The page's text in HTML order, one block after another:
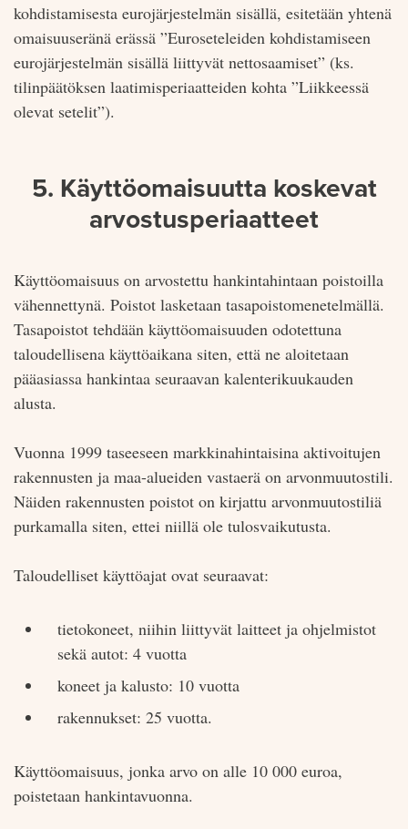
kohdistamisesta eurojärjestelmän sisällä, esitetään yhtenä
omaisuuseränä erässä ”Euroseteleiden kohdistamiseen
eurojärjestelmän sisällä liittyvät nettosaamiset” (ks.
tilinpäätöksen laatimisperiaatteiden kohta ”Liikkeessä
olevat setelit”).
5. Käyttöomaisuutta koskevat
arvostusperiaatteet
Käyttöomaisuus on arvostettu hankintahintaan poistoilla
vähennettynä. Poistot lasketaan tasa­poistomenetelmällä.
Tasapoistot tehdään käyttöomaisuuden odotettuna
taloudellisena käyttöaikana siten, että ne aloitetaan
pääasiassa hankintaa seuraavan kalenterikuukauden
alusta.
Vuonna 1999 taseeseen markkinahintaisina aktivoitujen
rakennusten ja maa-alueiden vastaerä on arvonmuutostili.
Näiden rakennusten poistot on kirjattu arvonmuutostiliä
purkamalla siten, ettei niillä ole tulosvaikutusta.
Taloudelliset käyttöajat ovat seuraavat:
tietokoneet, niihin liittyvät laitteet ja ohjelmistot
sekä autot: 4 vuotta
koneet ja kalusto: 10 vuotta
rakennukset: 25 vuotta.
Käyttöomaisuus, jonka arvo on alle 10 000 euroa,
poistetaan hankintavuonna.